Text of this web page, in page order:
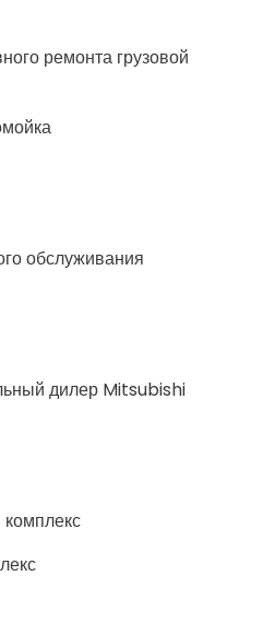
ремонта грузовой
обслуживания
дилер Mitsubishi